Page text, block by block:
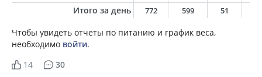
Итого за день 772 599 51
Чтобы увидеть отчеты по питанию и график веса,
необходимо войти.
14
30